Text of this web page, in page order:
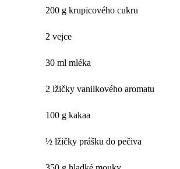
200 g krupicového cukru
2 vejce
30 ml mléka
2 lžičky vanilkového aromatu
100 g kakaa
½ lžičky prášku do pečiva